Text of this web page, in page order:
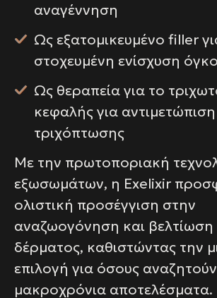
αναγέννηση
Ως εξατομικευμένο filler
στοχευμένη ενίσχυση
Ως θεραπεία για το
κεφαλής για
τριχόπτωσης
Με την πρωτοποριακή
εξωσωμάτων, η Exelixir
ολιστική προσέγγιση στην
αναζωογόνηση και βελτίωση
δέρματος, καθιστώντας την
επιλογή για όσους
μακροχρόνια αποτελέσματα.